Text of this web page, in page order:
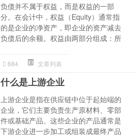
负债并不属于权益，而是权益的一部
分。在会计中，权益（Equity）通常指
的是企业的净资产，即企业的资产减去
负债后的余额。权益由两部分组成：所
684 文章列表
什么是上游企业
上游企业是指在供应链中位于起始端的
企业，它们主要负责生产原材料、零部
件或基础产品。这些企业的产品通常是
下游企业进一步加工或组装成最终产品